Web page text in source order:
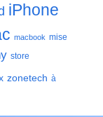
iPhone
macbook mise
store
zonetech à